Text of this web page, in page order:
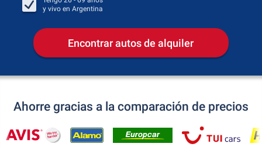
y vivo en Argentina
Encontrar autos de alquiler
Ahorre gracias a la comparación de precios